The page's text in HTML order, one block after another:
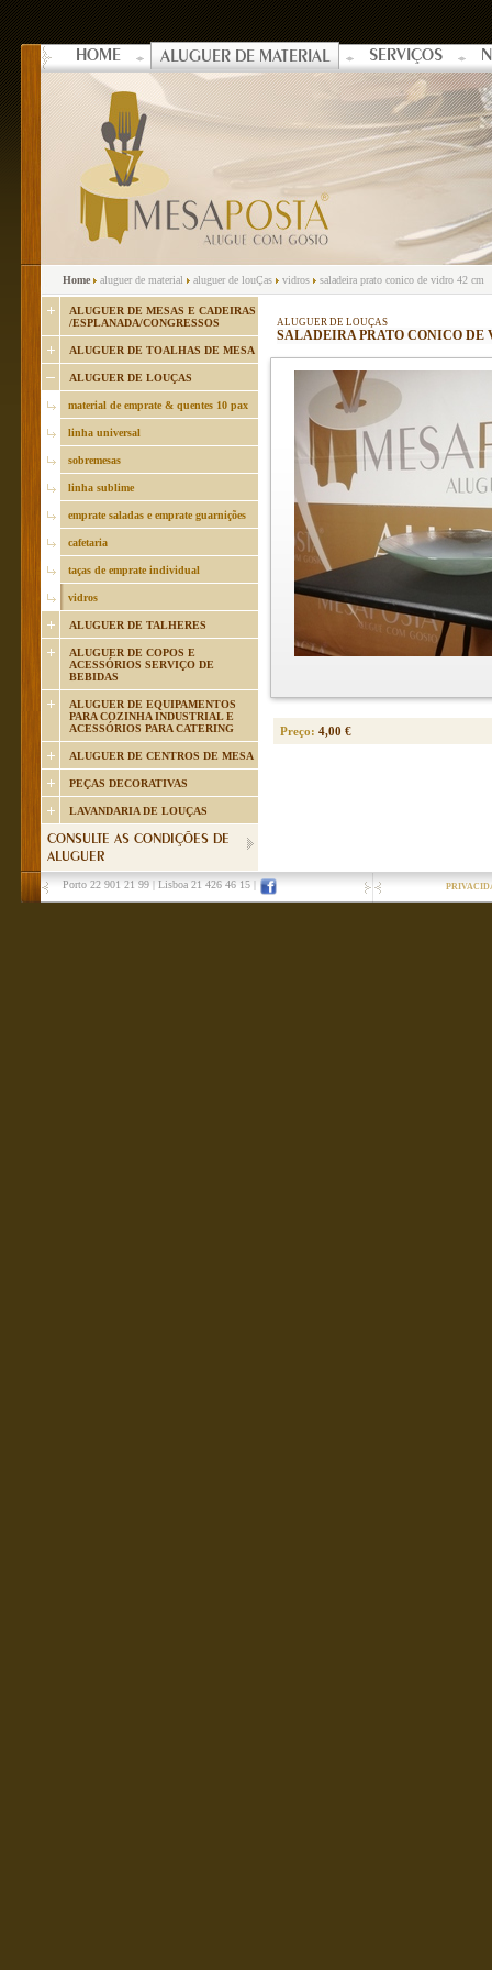
HOME ALUGUER DE MATERIAL SERVIÇOS
Home aluguer de material aluguer de louÇas vidros saladeira prato conico de vidro 42 cm
ALUGUER DE MESAS E CADEIRAS
/ESPLANADA/CONGRESSOS
ALUGUER DE TOALHAS DE MESA
ALUGUER DE LOUÇAS
material de emprate & quentes 10 pax
linha universal
sobremesas
linha sublime
emprate saladas e emprate guarnições
cafetaria
taças de emprate individual
vidros
ALUGUER DE TALHERES
ALUGUER DE COPOS E
ACESSÓRIOS SERVIÇO DE
BEBIDAS
ALUGUER DE EQUIPAMENTOS
PARA COZINHA INDUSTRIAL E
ACESSÓRIOS PARA CATERING
ALUGUER DE CENTROS DE MESA
PEÇAS DECORATIVAS
LAVANDARIA DE LOUÇAS
CONSULTE AS CONDIÇÕES DE
ALUGUER
ALUGUER DE LOUÇAS
SALADEIRA PRATO CONICO DE
Preço: 4,00 €
Porto 22 901 21 99 Lisboa 21 426 46 15